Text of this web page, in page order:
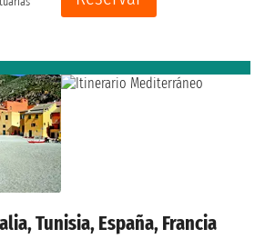
Tunisia, España, Francia